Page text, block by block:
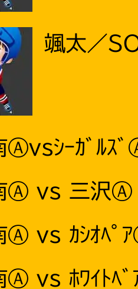
颯太／
Ⓐvsｼｰｶﾞﾙｽ
Ⓐ vs 三沢Ⓐ
Ⓐ vs ｶｼｵﾍﾟ
Ⓐ vs ﾎﾜｲﾄﾍ